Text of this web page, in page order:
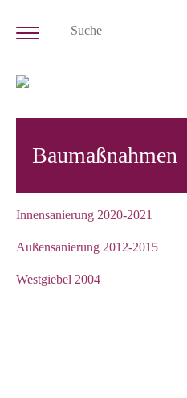
Baumaßnahmen
Innensanierung 2020-2021
Außensanierung 2012-2015
Westgiebel 2004